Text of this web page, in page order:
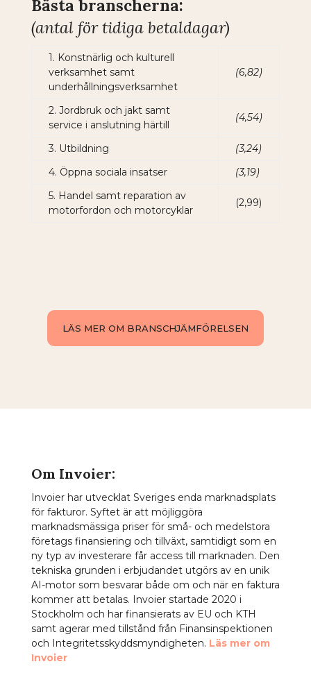
Bästa branscherna:
(antal för tidiga betaldagar)
1. Konstnärlig och kulturell
verksamhet samt
underhållningsverksamhet
(6,82)
2. Jordbruk och jakt samt
service i anslutning härtill
(4,54)
3. Utbildning
(3,24)
4. Öppna sociala insatser
(3,19)
5. Handel samt reparation av
motorfordon och motorcyklar
(2,99)
LÄS MER OM BRANSCHJÄMFÖRELSEN
Om Invoier:
Invoier har utvecklat Sveriges enda marknadsplats
för fakturor. Syftet är att möjliggöra
marknadsmässiga priser för små- och medelstora
företags finansiering och tillväxt, samtidigt som en
ny typ av investerare får access till marknaden. Den
tekniska grunden i erbjudandet utgörs av en unik
AI-motor som besvarar både om och när en faktura
kommer att betalas. Invoier startade 2020 i
Stockholm och har finansierats av EU och KTH
samt agerar med tillstånd från Finansinspektionen
och Integritetsskyddsmyndigheten. Läs mer om
Invoier